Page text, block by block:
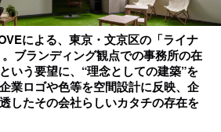
による、東京・文京区の「ライナ
ブランディング観点での事務所の在
いう要望に、“理念としての建築”を
業ロゴや色等を空間設計に反映、企
したその会社らしいカタチの存在を